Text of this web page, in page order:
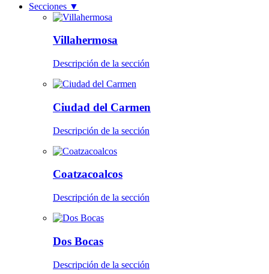
Secciones ▼
Villahermosa
Descripción de la sección
Ciudad del Carmen
Descripción de la sección
Coatzacoalcos
Descripción de la sección
Dos Bocas
Descripción de la sección